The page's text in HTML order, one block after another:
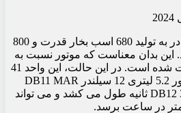
واحد 8 سیلندر در مجموع قادر به تولید 680 اسب بخار قدرت و 800
این بدان معناست که موتور نسبت به
جانشین خود 30 درصد تقویت شده است. در این حالت، این واحد 41
اسب بخار قدرتمندتر از موتور 5.2 لیتری 12 سیلندر DB11 MAR
است. شتاب صفر تا صد DB12 3.6 ثانیه طول می کشد و می تواند